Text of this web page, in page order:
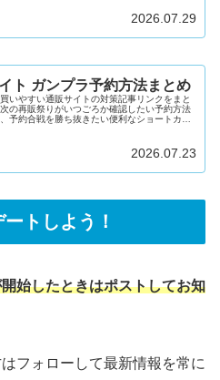
2026.07.29
ト ガンプラ予約方法まとめ
いやすい通販サイトの対策記事リンクをまと
の再販祭りがいつごろか確認したい予約方法
予約合戦を勝ち抜きたい便利なショートカッ
在庫量：多DMM通販難易度：低在庫量：多
度：低～中在庫量：多駿河屋難易度：中～高
2026.07.23
トしよう！
始したときはポストしてお知
フォローして最新情報を常に